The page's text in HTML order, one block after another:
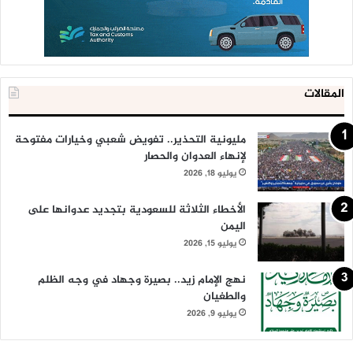
المقالات
مليونية التحذير.. تفويض شعبي وخيارات مفتوحة
لإنهاء العدوان والحصار
يوليو 18, 2026
الأخطاء الثلاثة للسعودية بتجديد عدوانها على
اليمن
يوليو 15, 2026
نهج الإمام زيد.. بصيرة وجهاد في وجه الظلم
والطغيان
يوليو 9, 2026